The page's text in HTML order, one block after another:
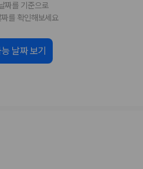
교합니다.
전자차, 슈퍼자차의 면책금과 보상 한
이동, 인수 위치, 반납 편의성을 함께
차량을 바로 예약할 수 있습니다.
제 조건을 비교하세요
짜를 기준으로
를 확인해보세요
날짜 보기